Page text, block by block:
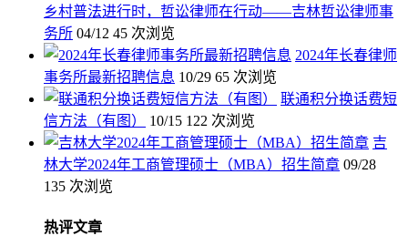
乡村普法进行时，哲讼律师在行动——吉林哲讼律师事
务所 04/12 45 次浏览
2024年长春律师
事务所最新招聘信息 10/29 65 次浏览
联通积分换话费短
信方法（有图）
10/15 122 次浏览
吉
林大学2024年工商管理硕士（MBA）招生简章 09/28
135 次浏览
热评文章